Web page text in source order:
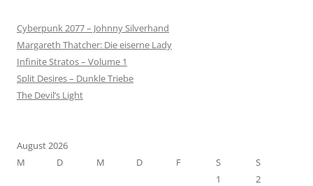
Cyberpunk 2077 – Johnny Silverhand
Margareth Thatcher: Die eiserne Lady
Infinite Stratos – Volume 1
Split Desires – Dunkle Triebe
The Devil’s Light
August 2026
M
D M D F S
S
1
2